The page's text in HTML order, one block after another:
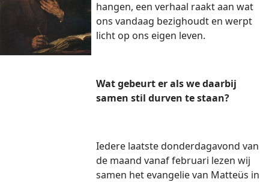
hangen, een verhaal raakt aan wat
ons vandaag bezighoudt en werpt
licht op ons eigen leven.
Wat gebeurt er als we daarbij
samen stil durven te staan?
Iedere laatste donderdagavond van
de maand vanaf februari lezen wij
samen het evangelie van Matteüs in